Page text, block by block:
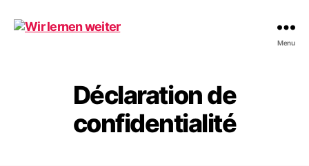
Menu
Déclaration de
confidentialité